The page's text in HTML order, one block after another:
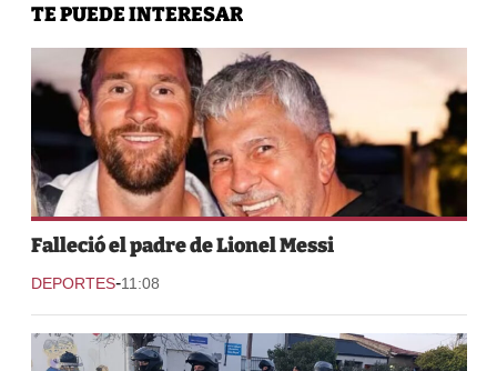
TE PUEDE INTERESAR
Falleció el padre de Lionel Messi
DEPORTES-11:08